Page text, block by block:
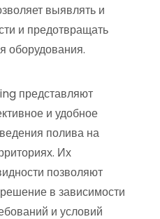
выявлять и
и предотвращать
оборудования.
представляют
и удобное
полива на
Их
позволяют
в зависимости
и условий